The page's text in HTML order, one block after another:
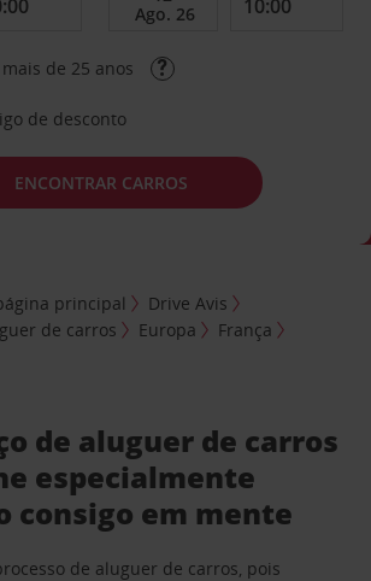
de 25 anos
de desconto
ENCONTRAR CARROS
principal
Drive Avis
de carros
Europa
França
de aluguer de carros
especialmente
consigo em mente
de aluguer de carros, pois